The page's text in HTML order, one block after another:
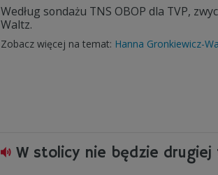
Według sondażu TNS OBOP dla TVP,
Waltz.
Zobacz więcej na temat: Hanna Gronkiewicz-
W stolicy nie będzie drugiej